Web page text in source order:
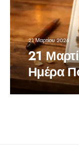
21 Μαρτίου 2026
21
Ημέρα
που οι
δύναμή